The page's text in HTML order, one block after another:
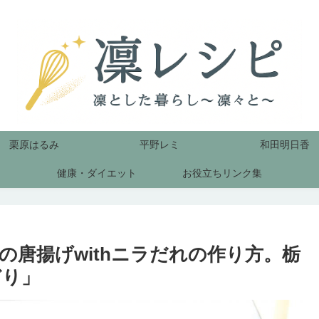
栗原はるみ 平野レミ 和田明日香
健康・ダイエット お役立ちリンク集
唐揚げwithニラだれの作り方。栃
」